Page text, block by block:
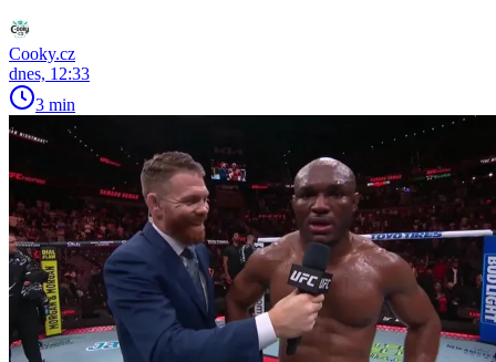
Cooky.cz
dnes, 12:33
3 min